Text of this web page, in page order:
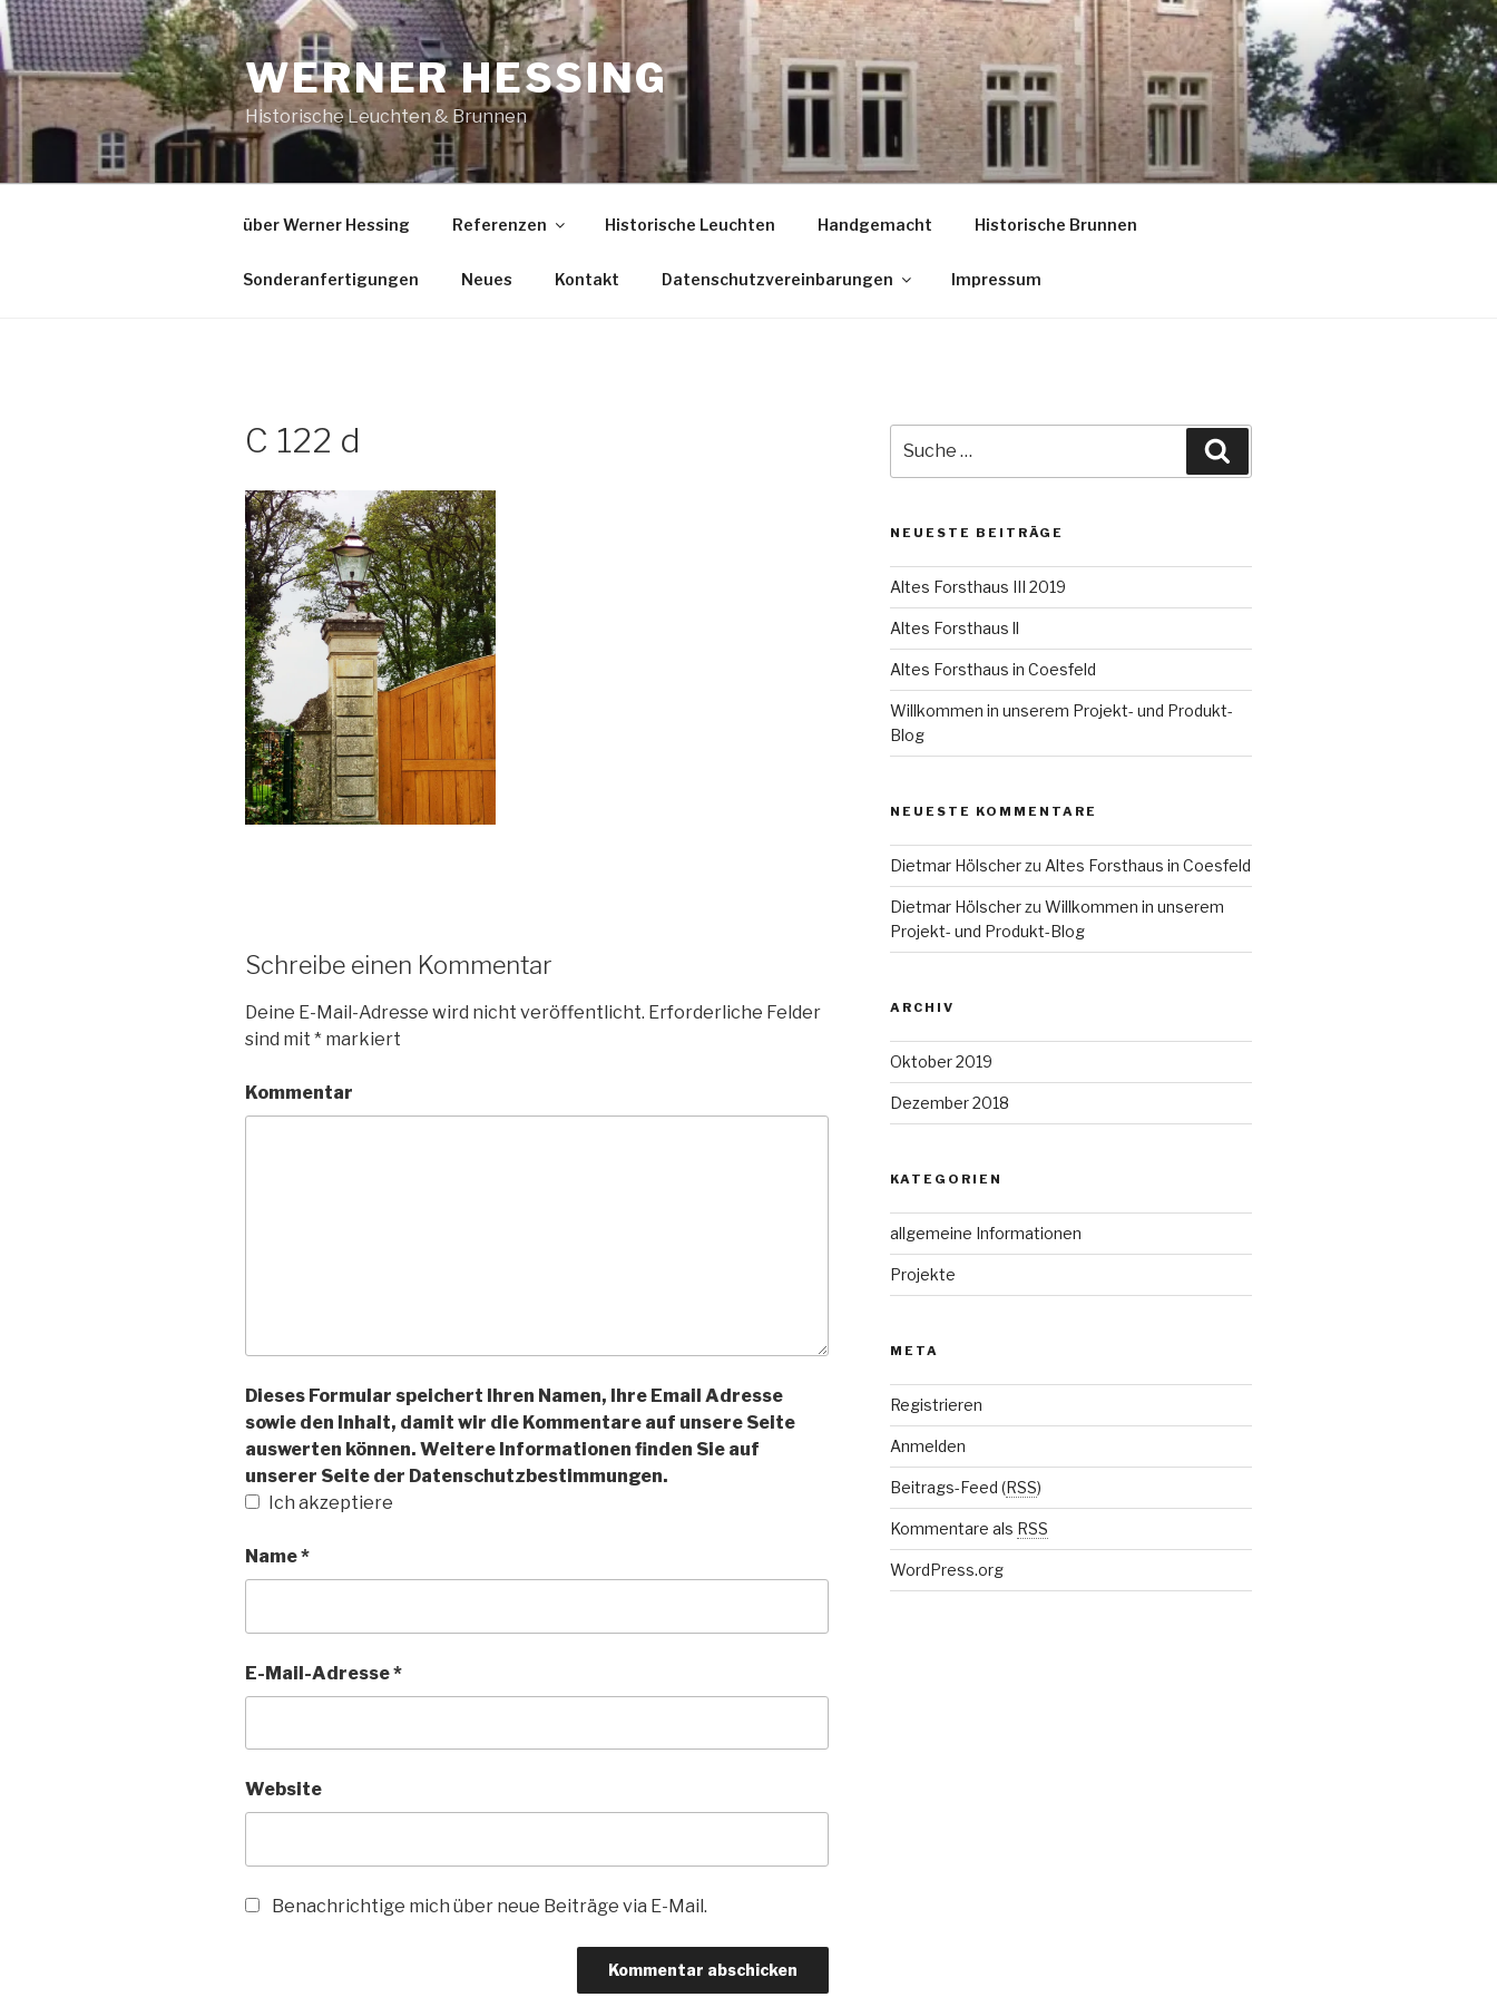
Zum
Inhalt
springen
WERNER HESSING
Historische Leuchten & Brunnen
über Werner Hessing Referenzen Historische Leuchten Handgemacht Historische Brunnen
Sonderanfertigungen Neues Kontakt Datenschutzvereinbarungen Impressum
C 122 d
Schreibe einen Kommentar
Deine E-Mail-Adresse wird nicht veröffentlicht. Erforderliche Felder
sind mit * markiert
Kommentar
Dieses Formular speichert Ihren Namen, Ihre Email Adresse
sowie den Inhalt, damit wir die Kommentare auf unsere Seite
auswerten können. Weitere Informationen finden Sie auf
unserer Seite der Datenschutzbestimmungen.
Ich akzeptiere
Name*
E-Mail-Adresse*
Website
Benachrichtige mich über neue Beiträge via E-Mail.
nach:
NEUESTE BEITRÄGE
Altes Forsthaus III 2019
Altes Forsthaus ll
Altes Forsthaus in Coesfeld
Willkommen in unserem Projekt- und Produkt-
Blog
NEUESTE KOMMENTARE
Dietmar Hölscherzu Altes Forsthaus in Coesfeld
Dietmar Hölscherzu Willkommen in unserem
Projekt- und Produkt-Blog
ARCHIV
Oktober 2019
Dezember 2018
KATEGORIEN
allgemeine Informationen
Projekte
META
Registrieren
Anmelden
Beitrags-Feed (RSS)
Kommentare als RSS
WordPress.org